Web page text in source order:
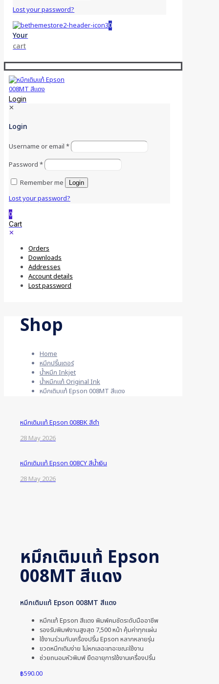
Lost your password?
0
Your
cart
Login
✕
Login
Username or email *
Password *
Remember me
Login
Lost your password?
0
Cart
✕
Orders
Downloads
Addresses
Account details
Lost password
Shop
Home
หมึกปริ้นเตอร์
น้ำหมึก Inkjet
น้ำหมึกแท้ Original Ink
หมึกเติมแท้ Epson 008MT สีแดง
หมึกเติมแท้ Epson 008BK สีดำ
28 May 2026
หมึกเติมแท้ Epson 008CY สีน้ำเงิน
28 May 2026
หมึกเติมแท้ Epson
008MT สีแดง
หมึกเติมแท้ Epson 008MT สีแดง
หมึกแท้ Epson สีแดง พิมพ์คมชัดระดับมืออาชีพ
รองรับพิมพ์งานสูงสุด 7,500 หน้า คุ้มค่าทุกแผ่น
ใช้งานร่วมกับเครื่องปริ้น Epson หลากหลายรุ่น
ขวดหมึกเติมง่าย ไม่หกเลอะเทอะขณะใช้งาน
ช่วยถนอมหัวพิมพ์ ยืดอายุการใช้งานเครื่องปริ้น
฿590.00